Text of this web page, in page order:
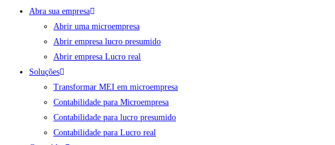
Abra sua empresa
Abrir uma microempresa
Abrir empresa lucro presumido
Abrir empresa Lucro real
Soluções
Transformar MEI em microempresa
Contabilidade para Microempresa
Contabilidade para lucro presumido
Contabilidade para Lucro real